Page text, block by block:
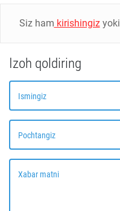
Siz ham kirishingizyoki
Izoh qoldiring
Ismingiz
Pochtangiz
Xabar matni